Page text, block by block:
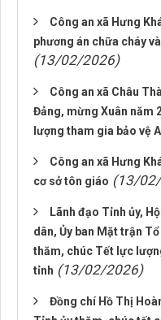
Công an xã Hưng
phương án chữa cháy
(13/02/2026)
Công an xã Châu
Đảng, mừng Xuân năm
lượng tham gia bảo vệ
Công an xã Hưng
cơ sở tôn giáo (13/
Lãnh đạo Tỉnh ủy,
dân, Ủy ban Mặt trận
thăm, chúc Tết lực
tỉnh (13/02/2026)
Đồng chí Hồ Thị